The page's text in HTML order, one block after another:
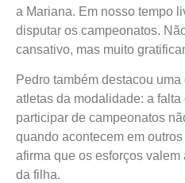
a Mariana. Em nosso tempo
disputar os campeonatos.
cansativo, mas muito
Pedro também destacou
atletas da modalidade: a falta
participar de campeonatos
quando acontecem em
afirma que os esforços
da filha.